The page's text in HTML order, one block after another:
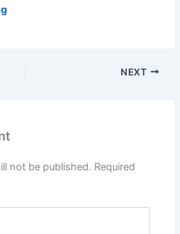
NEXT
not be published. Required